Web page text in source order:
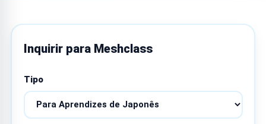
Inquirir para Meshclass
Tipo